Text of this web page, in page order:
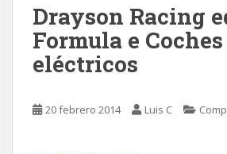
Drayson Racing
Formula e Coches
eléctricos
20 febrero 2014 Luis C